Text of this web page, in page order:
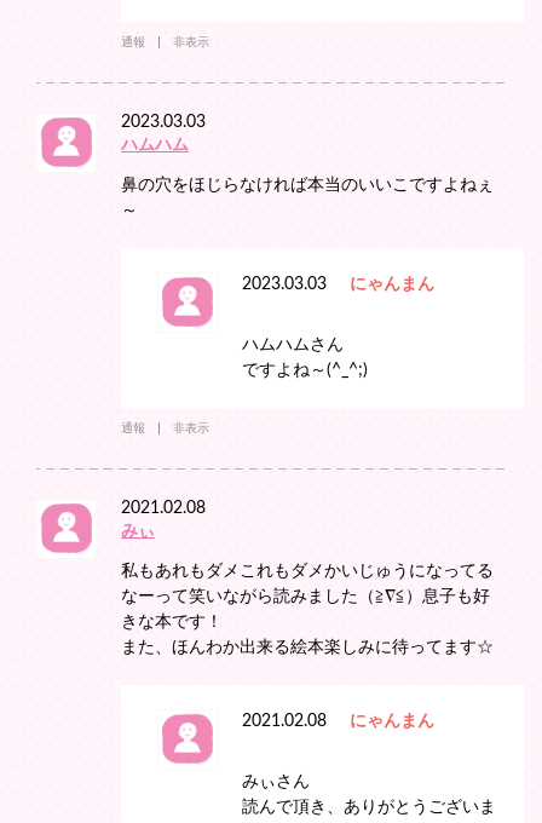
通報 非表示
2023.03.03
ハムハム
鼻の穴をほじらなければ本当のいいこですよねぇ
～
2023.03.03 にゃんまん
ハムハムさん
ですよね～(^_^;)
通報 非表示
2021.02.08
みぃ
私もあれもダメこれもダメかいじゅうになってる
なーって笑いながら読みました（≧∇≦）息子も好
きな本です！
また、ほんわか出来る絵本楽しみに待ってます☆
2021.02.08 にゃんまん
みぃさん
読んで頂き、ありがとうございま